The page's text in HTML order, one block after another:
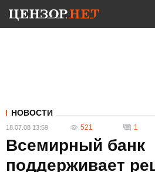
НОВОСТИ
18.07.08 13:59 521 1
Всемирный банк
поддерживает